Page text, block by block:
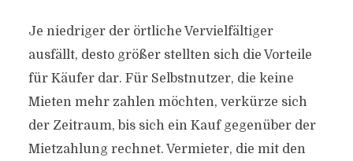
Je niedriger der örtliche Vervielfältiger
ausfällt, desto größer stellten sich die Vorteile
für Käufer dar. Für Selbstnutzer, die keine
Mieten mehr zahlen möchten, verkürze sich
der Zeitraum, bis sich ein Kauf gegenüber der
Mietzahlung rechnet. Vermieter, die mit den